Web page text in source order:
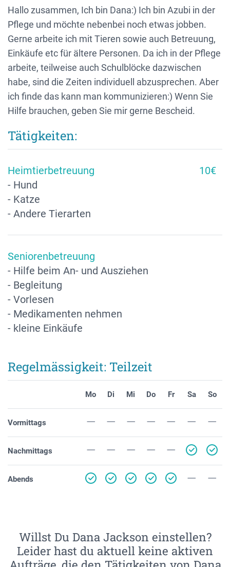
Hallo zusammen, Ich bin Dana:) Ich bin Azubi in der
Pflege und möchte nebenbei noch etwas jobben.
Gerne arbeite ich mit Tieren sowie auch Betreuung,
Einkäufe etc für ältere Personen. Da ich in der Pflege
arbeite, teilweise auch Schulblöcke dazwischen
habe, sind die Zeiten individuell abzusprechen. Aber
ich finde das kann man kommunizieren:) Wenn Sie
Hilfe brauchen, geben Sie mir gerne Bescheid.
Tätigkeiten:
Heimtierbetreuung
- Hund
- Katze
- Andere Tierarten
10€
Seniorenbetreuung
- Hilfe beim An- und Ausziehen
- Begleitung
- Vorlesen
- Medikamenten nehmen
- kleine Einkäufe
Regelmässigkeit: Teilzeit
Mo Di Mi Do Fr Sa So
Vormittags
Nachmittags
Abends
Willst Du Dana Jackson einstellen?
Leider hast du aktuell keine aktiven